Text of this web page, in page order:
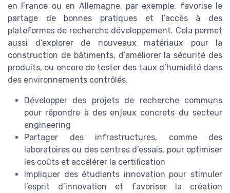
en France ou en Allemagne, par exemple, favorise le
partage de bonnes pratiques et l’accès à des
plateformes de recherche développement. Cela permet
aussi d’explorer de nouveaux matériaux pour la
construction de bâtiments, d’améliorer la sécurité des
produits, ou encore de tester des taux d’humidité dans
des environnements contrôlés.
Développer des projets de recherche communs
pour répondre à des enjeux concrets du secteur
engineering
Partager des infrastructures, comme des
laboratoires ou des centres d’essais, pour optimiser
les coûts et accélérer la certification
Impliquer des étudiants innovation pour stimuler
l’esprit d’innovation et favoriser la création